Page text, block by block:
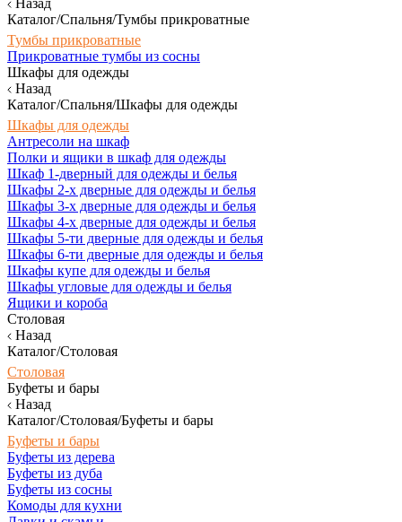
Назад
Каталог/Спальня/Тумбы прикроватные
Тумбы прикроватные
Прикроватные тумбы из сосны
Шкафы для одежды
Назад
Каталог/Спальня/Шкафы для одежды
Шкафы для одежды
Антресоли на шкаф
Полки и ящики в шкаф для одежды
Шкаф 1-дверный для одежды и белья
Шкафы 2-х дверные для одежды и белья
Шкафы 3-х дверные для одежды и белья
Шкафы 4-х дверные для одежды и белья
Шкафы 5-ти дверные для одежды и белья
Шкафы 6-ти дверные для одежды и белья
Шкафы купе для одежды и белья
Шкафы угловые для одежды и белья
Ящики и короба
Столовая
Назад
Каталог/Столовая
Столовая
Буфеты и бары
Назад
Каталог/Столовая/Буфеты и бары
Буфеты и бары
Буфеты из дерева
Буфеты из дуба
Буфеты из сосны
Комоды для кухни